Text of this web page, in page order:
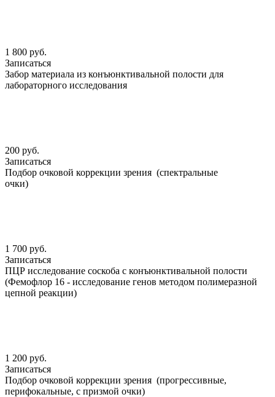
1 800 руб.
Записаться
Забор материала из конъюнктивальной полости для
лабораторного исследования
200 руб.
Записаться
Подбор очковой коррекции зрения (спектральные
очки)
1 700 руб.
Записаться
ПЦР исследование соскоба с конъюнктивальной полости
(Фемофлор 16 - исследование генов методом полимеразной
цепной реакции)
1 200 руб.
Записаться
Подбор очковой коррекции зрения (прогрессивные,
перифокальные, с призмой очки)